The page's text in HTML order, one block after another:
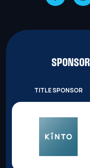
TITLE SPONSOR